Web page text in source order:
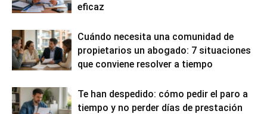
eficaz
Cuándo necesita una comunidad de
propietarios un abogado: 7 situaciones
que conviene resolver a tiempo
Te han despedido: cómo pedir el paro a
tiempo y no perder días de prestación